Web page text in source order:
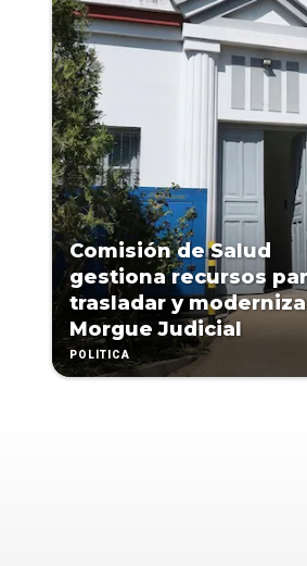
Comisión de Salud
gestiona recursos
trasladar y
Morgue Judicial
POLÍTICA